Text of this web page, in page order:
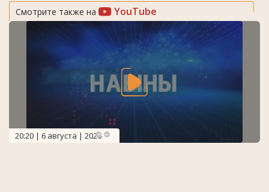
Смотрите также на YouTube
20:20 | 6 августа | 2026